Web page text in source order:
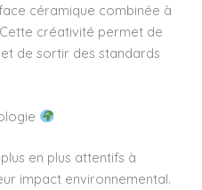
céramique combinée à
créativité permet de
de sortir des standards
en plus attentifs à
impact environnemental.